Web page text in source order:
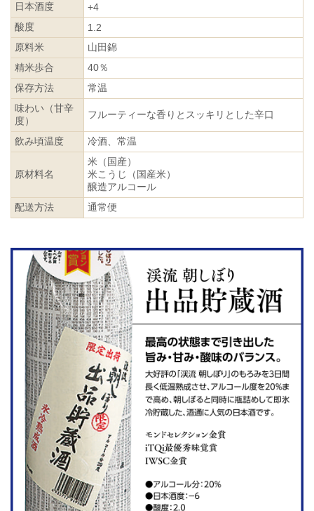
日本酒度
+4
酸度
1.2
原料米
山田錦
精米歩合
40％
保存方法
常温
味わい（甘辛
度）
フルーティーな香りとスッキリとした辛口
飲み頃温度 冷酒、常温
原材料名
米（国産）
米こうじ（国産米）
醸造アルコール
配送方法
通常便